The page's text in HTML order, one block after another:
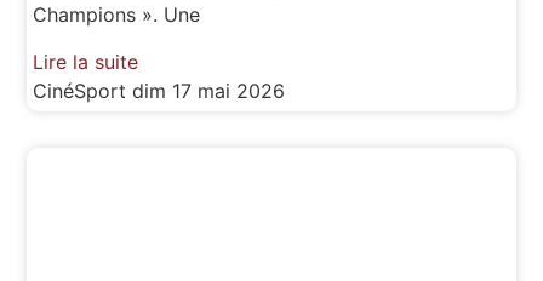
Champions ». Une
Lire la suite
CinéSportdim 17 mai 2026